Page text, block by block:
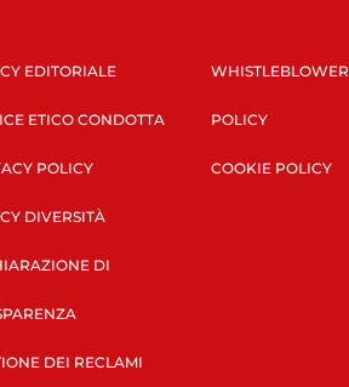
EDITORIALE
ETICO CONDOTTA
POLICY
DIVERSITÀ
DI
DEI RECLAMI
WHISTLEBLOWER
POLICY
COOKIE POLICY